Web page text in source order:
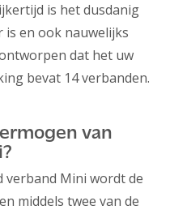
is het dusdanig
is en ook nauwelijks
dat het uw
bevat 14 verbanden.
van
verband Mini wordt de
middels twee van de